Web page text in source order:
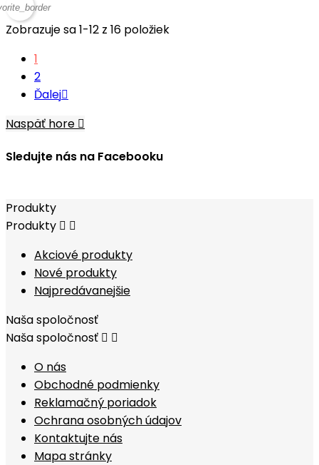
Zobrazuje sa 1-12 z 16 položiek
1
2
Ďalej
Naspäť hore 
Sledujte nás na Facebooku
Produkty
Produkty  
Akciové produkty
Nové produkty
Najpredávanejšie
Naša spoločnosť
Naša spoločnosť  
O nás
Obchodné podmienky
Reklamačný poriadok
Ochrana osobných údajov
Kontaktujte nás
Mapa stránky